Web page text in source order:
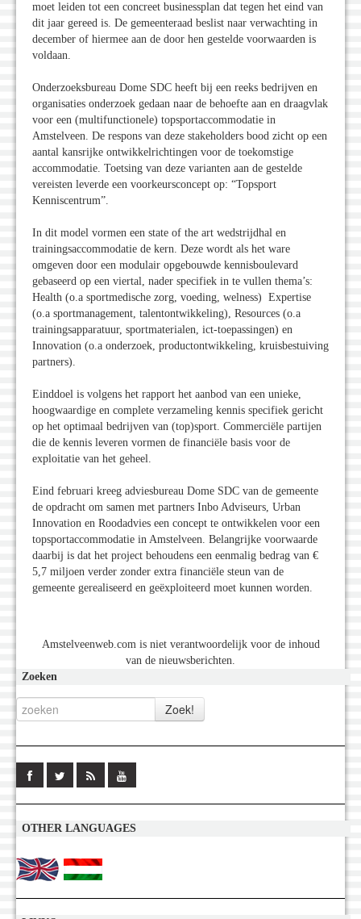
moet leiden tot een concreet businessplan dat tegen het eind van
dit jaar gereed is. De gemeenteraad beslist naar verwachting in
december of hiermee aan de door hen gestelde voorwaarden is
voldaan.
Onderzoeksbureau Dome SDC heeft bij een reeks bedrijven en
organisaties onderzoek gedaan naar de behoefte aan en draagvlak
voor een (multifunctionele) topsportaccommodatie in
Amstelveen. De respons van deze stakeholders bood zicht op een
aantal kansrijke ontwikkelrichtingen voor de toekomstige
accommodatie. Toetsing van deze varianten aan de gestelde
vereisten leverde een voorkeursconcept op: “Topsport
Kenniscentrum”.
In dit model vormen een state of the art wedstrijdhal en
trainingsaccommodatie de kern. Deze wordt als het ware
omgeven door een modulair opgebouwde kennisboulevard
gebaseerd op een viertal, nader specifiek in te vullen thema’s:
Health (o.a sportmedische zorg, voeding, welness) Expertise
(o.a sportmanagement, talentontwikkeling), Resources (o.a
trainingsapparatuur, sportmaterialen, ict-toepassingen) en
Innovation (o.a onderzoek, productontwikkeling, kruisbestuiving
partners).
Einddoel is volgens het rapport het aanbod van een unieke,
hoogwaardige en complete verzameling kennis specifiek gericht
op het optimaal bedrijven van (top)sport. Commerciële partijen
die de kennis leveren vormen de financiële basis voor de
exploitatie van het geheel.
Eind februari kreeg adviesbureau Dome SDC van de gemeente
de opdracht om samen met partners Inbo Adviseurs, Urban
Innovation en Roodadvies een concept te ontwikkelen voor een
topsportaccommodatie in Amstelveen. Belangrijke voorwaarde
daarbij is dat het project behoudens een eenmalig bedrag van €
5,7 miljoen verder zonder extra financiële steun van de
gemeente gerealiseerd en geëxploiteerd moet kunnen worden.
Amstelveenweb.com is niet verantwoordelijk voor de inhoud
van de nieuwsberichten.
Zoeken
OTHER LANGUAGES